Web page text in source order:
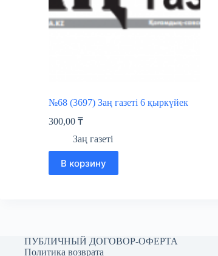
№68 (3697) Заң газеті 6 қыркүйек
300,00 ₸
Заң газеті
В корзину
ПУБЛИЧНЫЙ ДОГОВОР-ОФЕРТА
Политика возврата